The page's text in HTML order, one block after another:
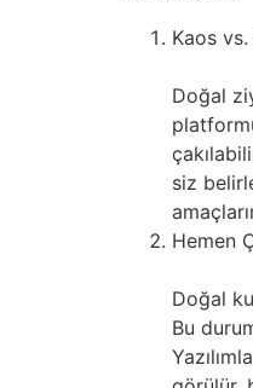
Kaos
Doğal
siz
Hemen
Doğal
Bu